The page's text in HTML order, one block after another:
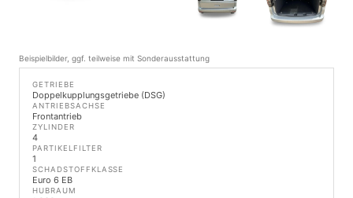
Beispielbilder, ggf. teilweise mit Sonderausstattung
GETRIEBE
Doppelkupplungsgetriebe (DSG)
ANTRIEBSACHSE
Frontantrieb
ZYLINDER
4
PARTIKELFILTER
1
SCHADSTOFFKLASSE
Euro 6 EB
HUBRAUM